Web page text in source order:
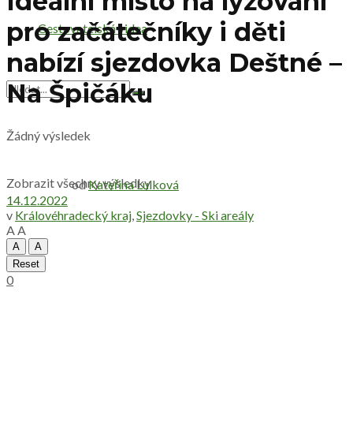
Cestovatelská videa
Žádný výsledek
Zobrazit všechny výsledky
pro začátečníky i děti
nabízí sjezdovka Deštné –
Na Špičáku
odKateřina Lulková
14.12.2022
v Královéhradecký kraj,Sjezdovky - Ski areály
AA
A
A
Reset
0